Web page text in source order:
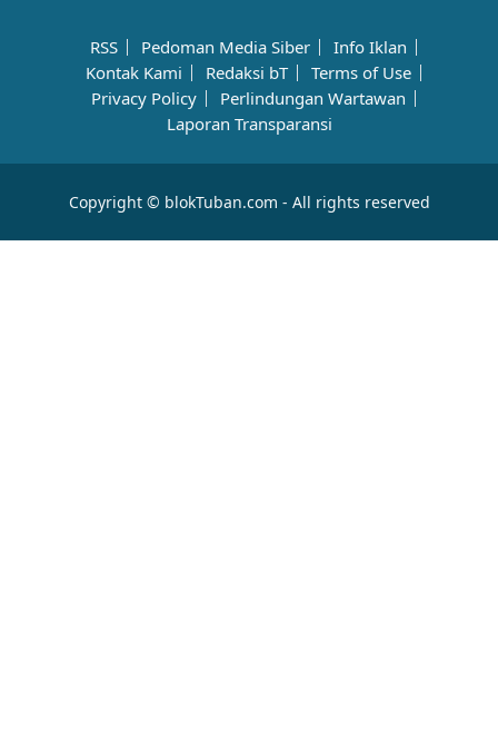
RSS Pedoman Media Siber
Info Iklan
Kontak Kami
Redaksi bT
Terms of Use
Privacy Policy
Perlindungan Wartawan
Laporan Transparansi
Copyright © blokTuban.com - All rights reserved